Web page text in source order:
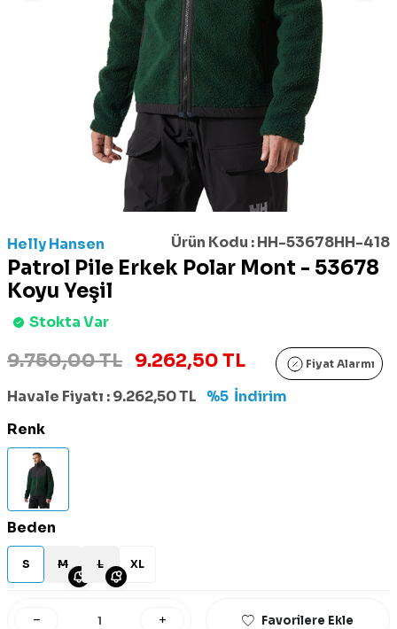
Helly Hansen Ürün Kodu :HH-53678HH-418
Patrol Pile Erkek Polar Mont - 53678
Koyu Yeşil
Stokta Var
9.750,00 TL 9.262,50 TL Fiyat Alarmı
Havale Fiyatı :9.262,50TL %5 İndirim
Renk
Beden
S M L XL
Favorilere Ekle